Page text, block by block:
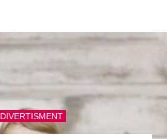
DIVERTISMENT